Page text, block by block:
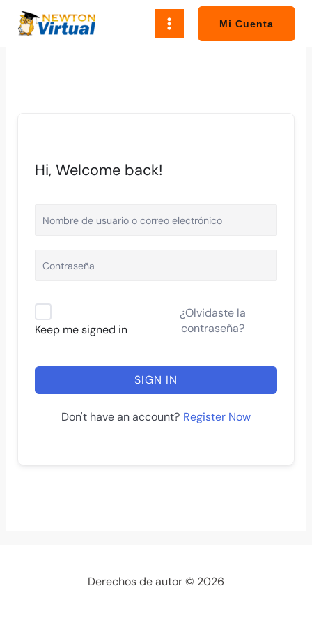
Mi Cuenta
Hi, Welcome back!
Keep me signed in
¿Olvidaste la
contraseña?
SIGN IN
Don't have an account? Register Now
Derechos de autor © 2026